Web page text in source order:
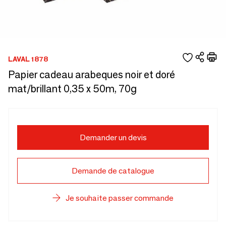
LAVAL 1878
Papier cadeau arabeques noir et doré
mat/brillant 0,35 x 50m, 70g
Demander un devis
Demande de catalogue
Je souhaite passer commande